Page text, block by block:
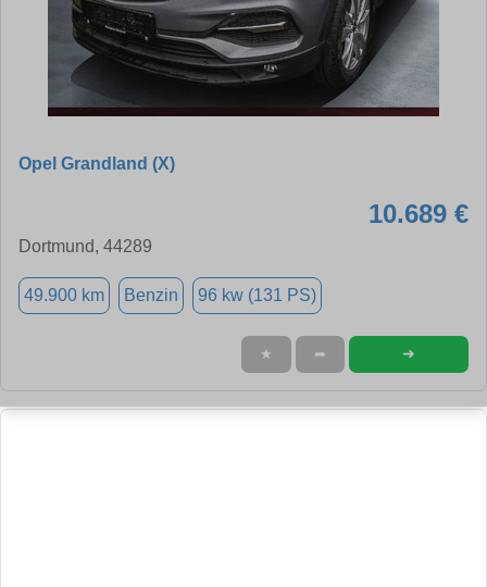
Opel Grandland (X)
10.689 €
Dortmund, 44289
49.900 km Benzin 96 kw (131 PS)
★ ➦ ➜